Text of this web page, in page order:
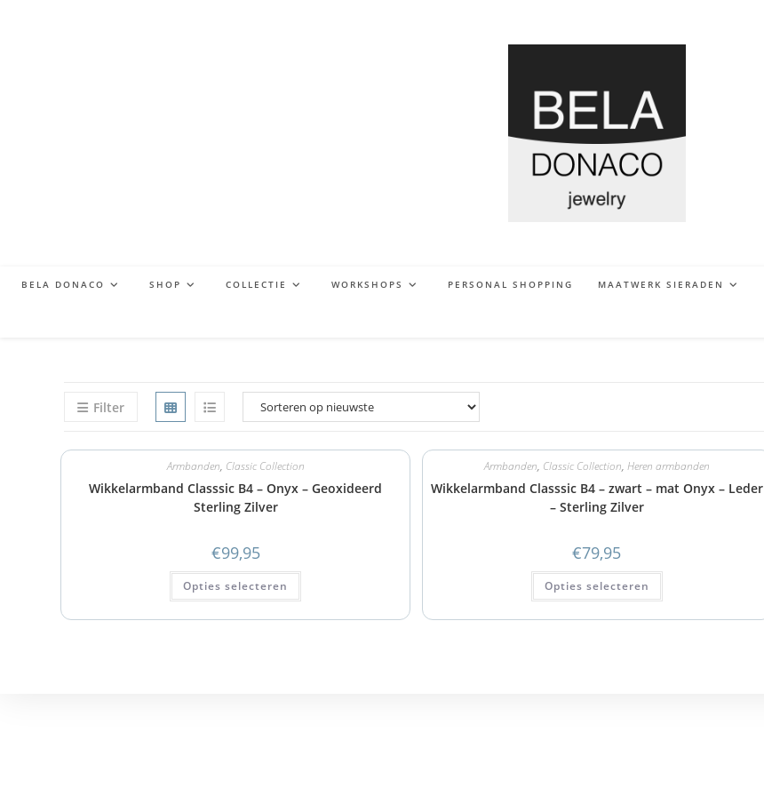
BELA DONACO SHOP COLLECTIE WORKSHOPS PERSONAL SHOPPING MAATWERK SIERADEN
Filter
Armbanden, Classic Collection
Wikkelarmband Classsic B4 – Onyx – Geoxideerd
Sterling Zilver
€99,95
Opties selecteren
Armbanden, Classic Collection, Heren armbanden
Wikkelarmband Classsic B4 – zwart – mat Onyx – Leder
– Sterling Zilver
€79,95
Opties selecteren